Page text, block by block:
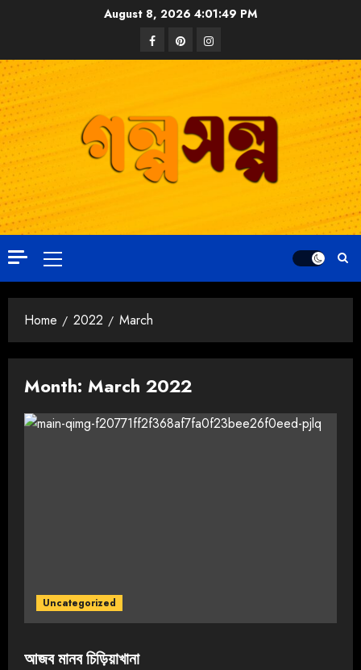
August 8, 2026 4:01:50 PM
Home 2022 March
Month: March 2022
Uncategorized
আজব মানব চিড়িয়াখানা